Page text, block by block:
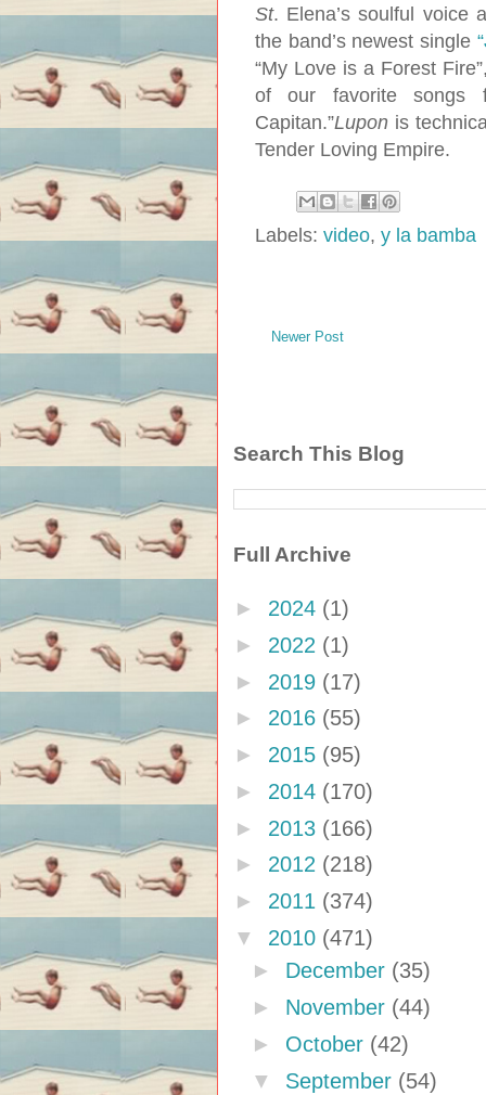
St. Elena’s soulful voice
the band’s newest single
“My Love is a Forest
of our favorite songs
Capitan.”Lupon is
Tender Loving Empire.
Labels: video, y la bamba
Newer Post
Search This Blog
Full Archive
► 2024 (1)
► 2022 (1)
► 2019 (17)
► 2016 (55)
► 2015 (95)
► 2014 (170)
► 2013 (166)
► 2012 (218)
► 2011 (374)
▼ 2010 (471)
► December (35)
► November (44)
► October (42)
▼ September (54)